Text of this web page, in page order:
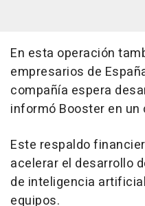
En esta operación
empresarios de
compañía espera
informó Booster en un
Este respaldo
acelerar el desarrollo
de inteligencia
equipos.